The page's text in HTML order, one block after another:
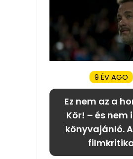
9 ÉV AGO
Ez nem az a
Kör! – és nem
könyvajánló.